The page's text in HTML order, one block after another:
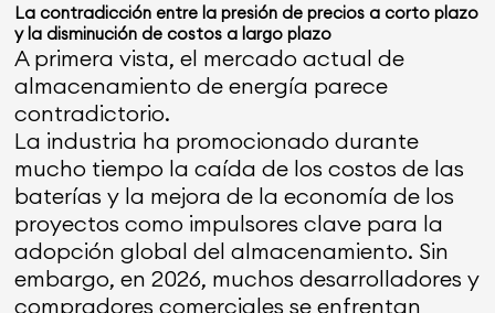
La contradicción entre la presión de precios a corto plazo
y la disminución de costos a largo plazo
A primera vista, el mercado actual de
almacenamiento de energía parece
contradictorio.
La industria ha promocionado durante
mucho tiempo la caída de los costos de las
baterías y la mejora de la economía de los
proyectos como impulsores clave para la
adopción global del almacenamiento. Sin
embargo, en 2026, muchos desarrolladores y
compradores comerciales se enfrentan